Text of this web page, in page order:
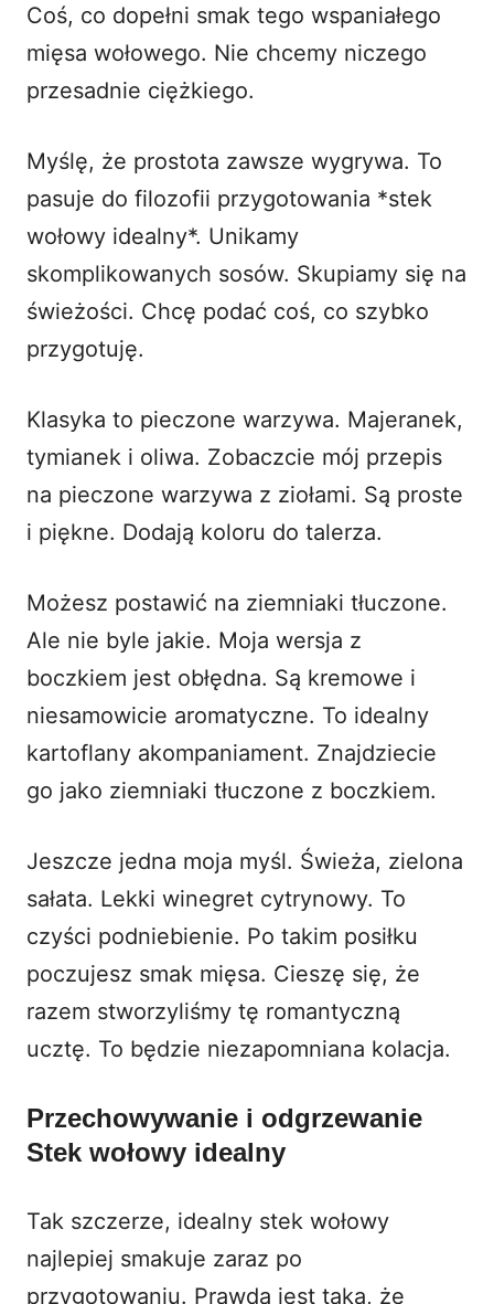
Coś, co dopełni smak tego wspaniałego
mięsa wołowego. Nie chcemy niczego
przesadnie ciężkiego.
Myślę, że prostota zawsze wygrywa. To
pasuje do filozofii przygotowania *stek
wołowy idealny*. Unikamy
skomplikowanych sosów. Skupiamy się na
świeżości. Chcę podać coś, co szybko
przygotuję.
Klasyka to pieczone warzywa. Majeranek,
tymianek i oliwa. Zobaczcie mój przepis
na pieczone warzywa z ziołami. Są proste
i piękne. Dodają koloru do talerza.
Możesz postawić na ziemniaki tłuczone.
Ale nie byle jakie. Moja wersja z
boczkiem jest obłędna. Są kremowe i
niesamowicie aromatyczne. To idealny
kartoflany akompaniament. Znajdziecie
go jako ziemniaki tłuczone z boczkiem.
Jeszcze jedna moja myśl. Świeża, zielona
sałata. Lekki winegret cytrynowy. To
czyści podniebienie. Po takim posiłku
poczujesz smak mięsa. Cieszę się, że
razem stworzyliśmy tę romantyczną
ucztę. To będzie niezapomniana kolacja.
Przechowywanie i odgrzewanie
Stek wołowy idealny
Tak szczerze, idealny stek wołowy
najlepiej smakuje zaraz po
przygotowaniu. Prawda jest taka, że